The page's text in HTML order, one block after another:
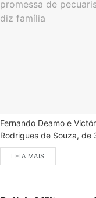
Fernando Deamo e
Rodrigues de Souza, de
LEIA MAIS